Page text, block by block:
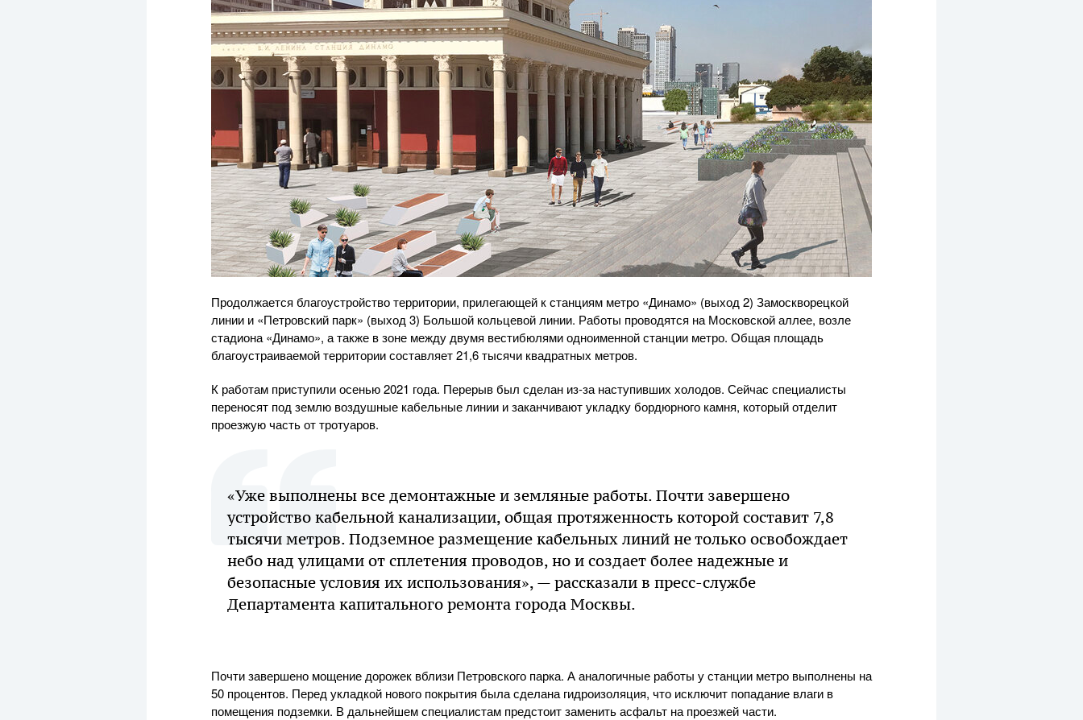
Продолжается благоустройство территории, прилегающей к станциям метро «Динамо» (выход 2) Замоскворецкой
линии и «Петровский парк» (выход 3) Большой кольцевой линии. Работы проводятся на Московской аллее, возле
стадиона «Динамо», а также в зоне между двумя вестибюлями одноименной станции метро. Общая площадь
благоустраиваемой территории составляет 21,6 тысячи квадратных метров.
К работам приступили осенью 2021 года. Перерыв был сделан из-за наступивших холодов. Сейчас специалисты
переносят под землю воздушные кабельные линии и заканчивают укладку бордюрного камня, который отделит
проезжую часть от тротуаров.
«Уже выполнены все демонтажные и земляные работы. Почти завершено
устройство кабельной канализации, общая протяженность которой составит 7,8
тысячи метров. Подземное размещение кабельных линий не только освобождает
небо над улицами от сплетения проводов, но и создает более надежные и
безопасные условия их использования», — рассказали в пресс-службе
Департамента капитального ремонта города Москвы.
Почти завершено мощение дорожек вблизи Петровского парка. А аналогичные работы у станции метро выполнены на
50 процентов. Перед укладкой нового покрытия была сделана гидроизоляция, что исключит попадание влаги в
помещения подземки. В дальнейшем специалистам предстоит заменить асфальт на проезжей части.